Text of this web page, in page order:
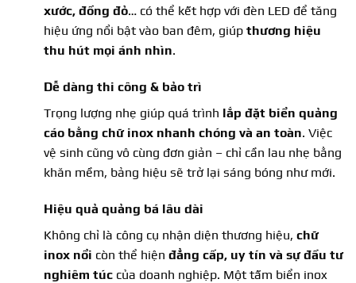
xước, đồng đỏ… có thể kết hợp với đèn LED để tăng
hiệu ứng nổi bật vào ban đêm, giúp thương hiệu
thu hút mọi ánh nhìn.
Dễ dàng thi công & bảo trì
Trọng lượng nhẹ giúp quá trình lắp đặt biển quảng
cáo bằng chữ inox nhanh chóng và an toàn. Việc
vệ sinh cũng vô cùng đơn giản – chỉ cần lau nhẹ bằng
khăn mềm, bảng hiệu sẽ trở lại sáng bóng như mới.
Hiệu quả quảng bá lâu dài
Không chỉ là công cụ nhận diện thương hiệu, chữ
inox nổi còn thể hiện đẳng cấp, uy tín và sự đầu tư
nghiêm túc của doanh nghiệp. Một tấm biển inox